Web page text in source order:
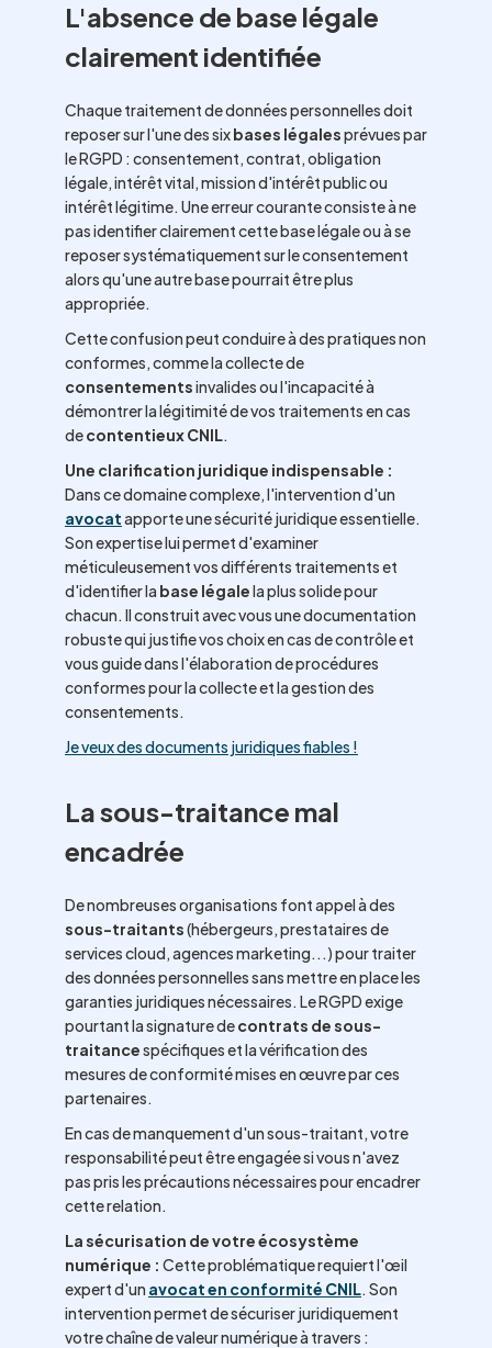
L'absence de base légale
clairement identifiée
Chaque traitement de données personnelles doit
reposer sur l'une des sixbases légalesprévues par
le RGPD : consentement, contrat, obligation
légale, intérêt vital, mission d'intérêt public ou
intérêt légitime. Une erreur courante consiste à ne
pas identifier clairement cette base légale ou à se
reposer systématiquement sur le consentement
alors qu'une autre base pourrait être plus
appropriée.
Cette confusion peut conduire à des pratiques non
conformes, comme la collecte de
consentementsinvalides ou l'incapacité à
démontrer la légitimité de vos traitements en cas
decontentieux CNIL.
Une clarification juridique indispensable :
Dans ce domaine complexe, l'intervention d'un
avocatapporte une sécurité juridique essentielle.
Son expertise lui permet d'examiner
méticuleusement vos différents traitements et
d'identifier la base légalela plus solide pour
chacun. Il construit avec vous une documentation
robuste qui justifie vos choix en cas de contrôle et
vous guide dans l'élaboration de procédures
conformes pour la collecte et la gestion des
consentements.
Je veux des documents juridiques fiables !
La sous-traitance mal
encadrée
De nombreuses organisations font appel à des
sous-traitants(hébergeurs, prestataires de
services cloud, agences marketing...) pour traiter
des données personnelles sans mettre en place les
garanties juridiques nécessaires. Le RGPD exige
pourtant la signature decontrats de sous-
traitancespécifiques et la vérification des
mesures de conformité mises en œuvre par ces
partenaires.
En cas de manquement d'un sous-traitant, votre
responsabilité peut être engagée si vous n'avez
pas pris les précautions nécessaires pour encadrer
cette relation.
La sécurisation de votre écosystème
numérique : Cette problématique requiert l'œil
expert d'un avocat en conformité CNIL. Son
intervention permet de sécuriser juridiquement
votre chaîne de valeur numérique à travers :